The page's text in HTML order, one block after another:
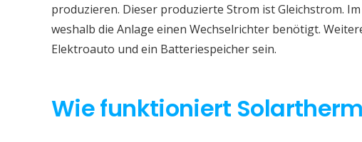
produzieren. Dieser produzierte Strom ist Gleichstrom.
weshalb die Anlage einen Wechselrichter benötigt.
Elektroauto und ein Batteriespeicher sein.
Wie funktioniert